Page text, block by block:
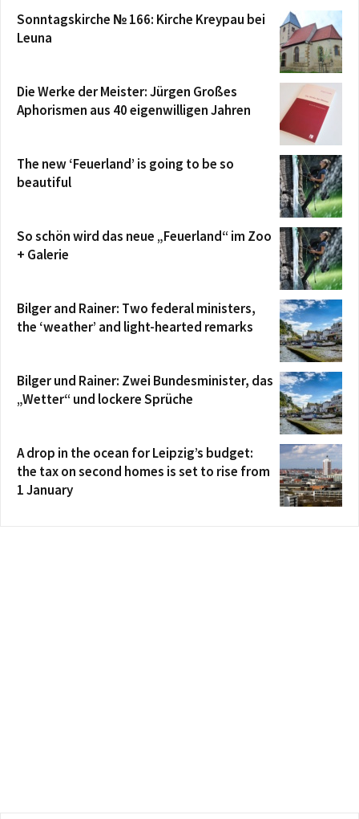
Sonntagskirche № 166: Kirche Kreypau bei
Leuna
Die Werke der Meister: Jürgen Großes
Aphorismen aus 40 eigenwilligen Jahren
The new ‘Feuerland’ is going to be so
beautiful
So schön wird das neue „Feuerland“ im Zoo
+ Galerie
Bilger and Rainer: Two federal ministers,
the ‘weather’ and light-hearted remarks
Bilger und Rainer: Zwei Bundesminister, das
„Wetter“ und lockere Sprüche
A drop in the ocean for Leipzig’s budget:
the tax on second homes is set to rise from
1 January